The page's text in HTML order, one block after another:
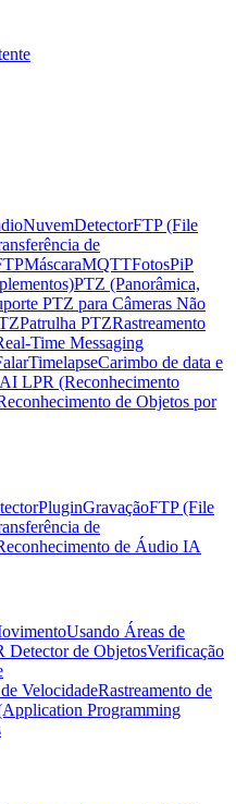
NuvemDetectorFTP (File
de
MáscaraMQTTFotosPiP
PTZ (Panorâmica,
PTZ para Câmeras Não
Patrulha PTZRastreamento
Time Messaging
TimelapseCarimbo de data e
AI LPR (Reconhecimento
de Objetos por
PluginGravaçãoFTP (File
de
de Áudio IA
Usando Áreas de
de ObjetosVerificação
VelocidadeRastreamento de
Programming